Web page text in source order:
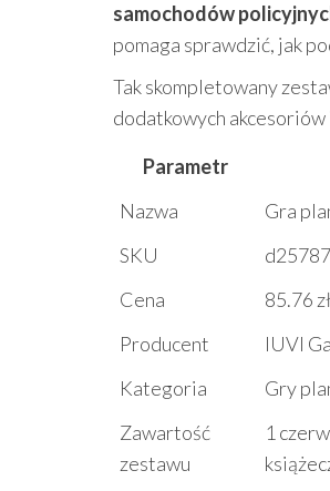
samochodów
pomaga sprawdzić, jak
Tak skompletowany
dodatkowych
Parametr
Nazwa
Gra
SKU
Cena
85.76 zł
Producent
IUVI
Kategoria
Gry
Zawartość
zestawu
1